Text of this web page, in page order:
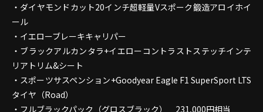
・ダイヤモンドカット20インチ超軽量Vスポーク鍛造アロイホイ
ール
・イエローブレーキキャリパー
・ブラックアルカンタラ+イエローコントラストステッチインテ
リアトリム&シート
・スポーツサスペンション+Goodyear Eagle F1 SuperSport LTS
タイヤ（Road）
・フルブラックパック（グロスブラック） 231,000円相当